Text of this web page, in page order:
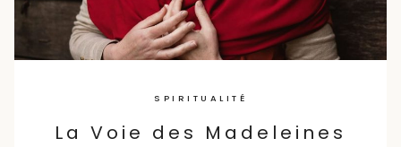
SPIRITUALITÉ
La Voie des Madeleines